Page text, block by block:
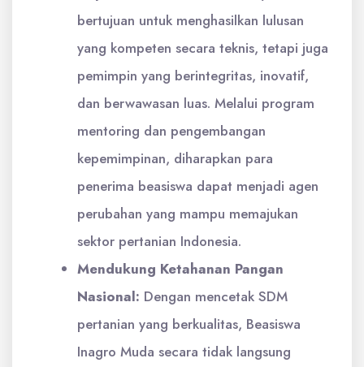
bertujuan untuk menghasilkan lulusan
yang kompeten secara teknis, tetapi juga
pemimpin yang berintegritas, inovatif,
dan berwawasan luas. Melalui program
mentoring dan pengembangan
kepemimpinan, diharapkan para
penerima beasiswa dapat menjadi agen
perubahan yang mampu memajukan
sektor pertanian Indonesia.
Mendukung Ketahanan Pangan
Nasional: Dengan mencetak SDM
pertanian yang berkualitas, Beasiswa
Inagro Muda secara tidak langsung